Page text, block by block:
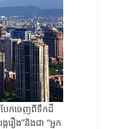
បែក​ចេញ​ពី​ទឹក​ដី​
ឿង​”​និង​ជា​​ “​អ្នក​